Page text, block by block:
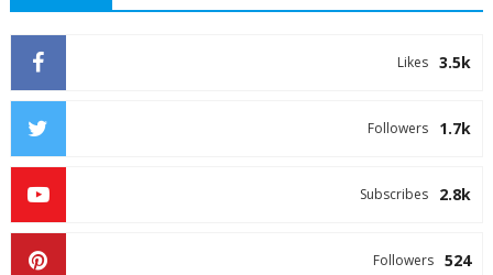
3.5k
Likes
1.7k
Followers
2.8k
Subscribes
524
Followers